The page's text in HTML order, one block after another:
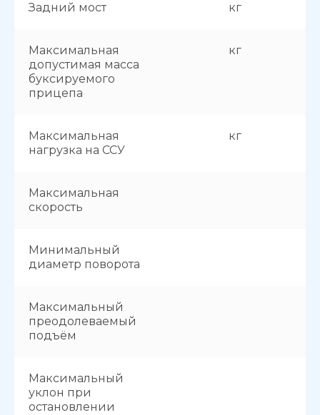
Задний мост кг
Максимальная
допустимая масса
буксируемого
прицепа
кг
Максимальная
нагрузка на ССУ
кг
Максимальная
скорость
Минимальный
диаметр поворота
Максимальный
преодолеваемый
подъём
Максимальный
уклон при
остановлении